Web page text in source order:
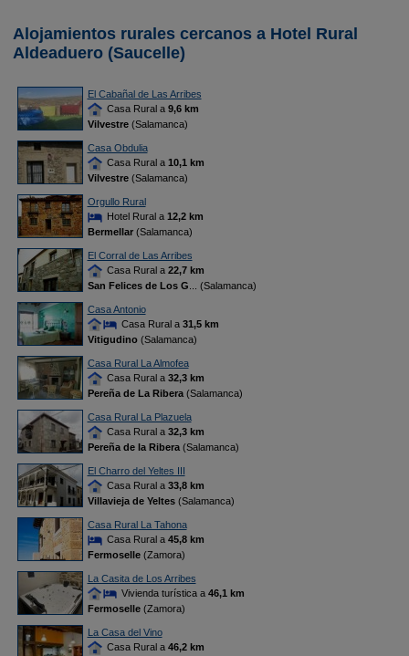
Alojamientos rurales cercanos a Hotel Rural
Aldeaduero (Saucelle)
El Cabañal de Las Arribes
Casa Rural a 9,6 km
Vilvestre(Salamanca)
Casa Obdulia
Casa Rural a 10,1 km
Vilvestre(Salamanca)
Orgullo Rural
Hotel Rural a 12,2 km
Bermellar(Salamanca)
El Corral de Las Arribes
Casa Rural a 22,7 km
San Felices de Los G ... (Salamanca)
Casa Antonio
Casa Rural a 31,5 km
Vitigudino(Salamanca)
Casa Rural La Almofea
Casa Rural a 32,3 km
Pereña de La Ribera(Salamanca)
Casa Rural La Plazuela
Casa Rural a 32,3 km
Pereña de la Ribera(Salamanca)
El Charro del Yeltes III
Casa Rural a 33,8 km
Villavieja de Yeltes(Salamanca)
Casa Rural La Tahona
Casa Rural a 45,8 km
Fermoselle(Zamora)
La Casita de Los Arribes
Vivienda turística a 46,1 km
Fermoselle(Zamora)
La Casa del Vino
Casa Rural a 46,2 km